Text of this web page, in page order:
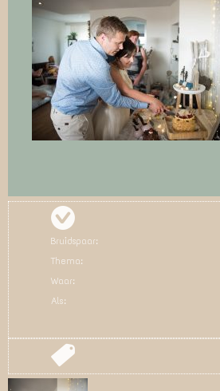
Bruidspaar:
Thema:
Waar:
Als: